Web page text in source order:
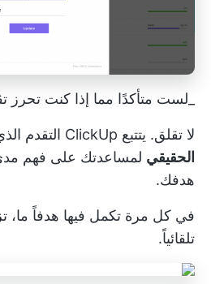
_لست متأكدًا مما إذا كنت تحرز
لا تقلق. يتتبع ClickUp التقدم الذي تحرزه في
الحقيقي لمساعدتك على فهم
هدفك.
في كل مرة تكمل فيها هدفاً ما،
تلقائياً.